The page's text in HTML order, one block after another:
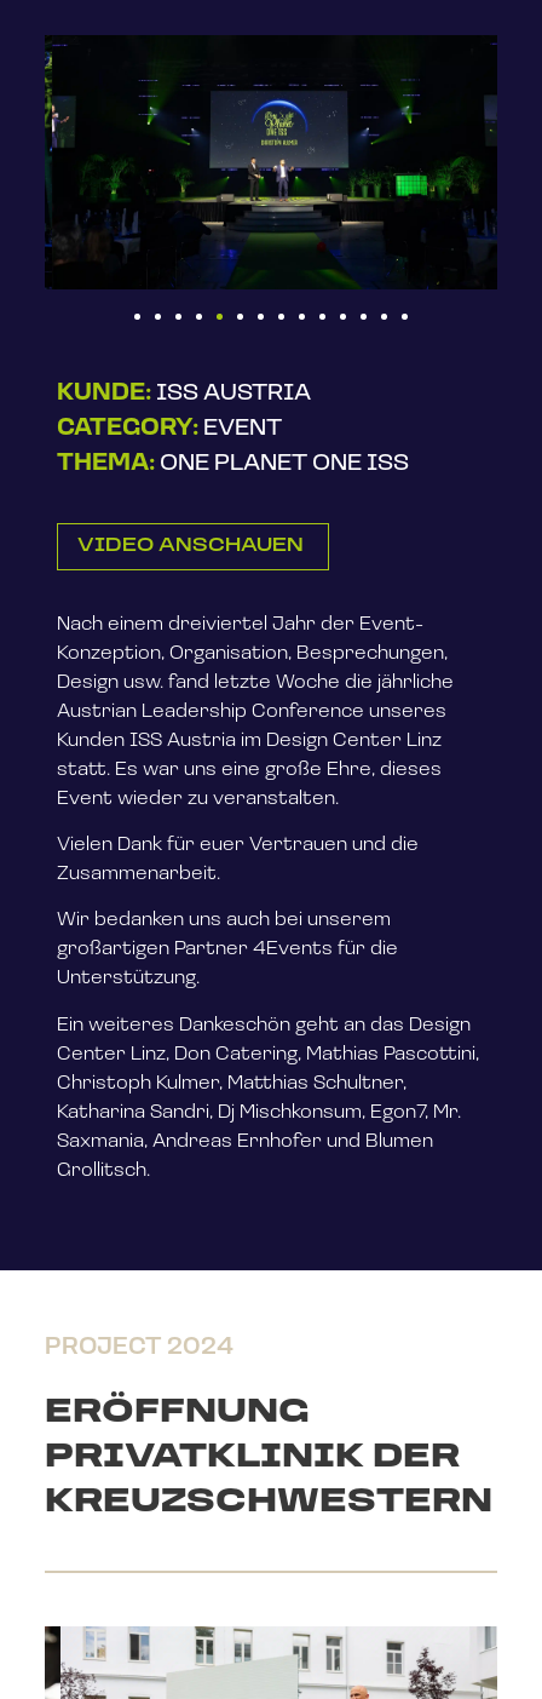
KUNDE:ISS AUSTRIA
CATEGORY:EVENT
THEMA:ONE PLANET ONE ISS
VIDEO ANSCHAUEN
Nach einem dreiviertel Jahr der Event-
Konzeption, Organisation, Besprechungen,
Design usw. fand letzte Woche die jährliche
Austrian Leadership Conference unseres
Kunden ISS Austria im Design Center Linz
statt. Es war uns eine große Ehre, dieses
Event wieder zu veranstalten.
Vielen Dank für euer Vertrauen und die
Zusammenarbeit.
Wir bedanken uns auch bei unserem
großartigen Partner 4Events für die
Unterstützung.
Ein weiteres Dankeschön geht an das Design
Center Linz, Don Catering, Mathias Pascottini,
Christoph Kulmer, Matthias Schultner,
Katharina Sandri, Dj Mischkonsum, Egon7, Mr.
Saxmania, Andreas Ernhofer und Blumen
Grollitsch.
PROJECT 2024
ERÖFFNUNG
PRIVATKLINIK DER
KREUZSCHWESTERN